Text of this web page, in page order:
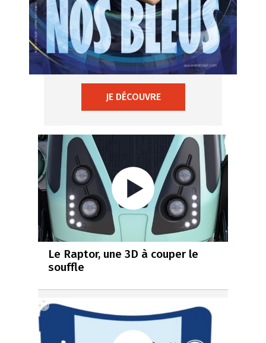
JE DÉCOUVRE
Le Raptor, une 3D à couper le
souffle